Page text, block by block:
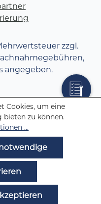
zzgl.
angegeben.
Cookies, um eine
zu können.
...